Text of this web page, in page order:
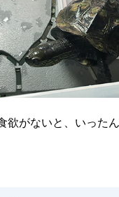
欲がないと、いった